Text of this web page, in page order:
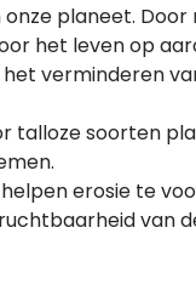
onze planeet.
het leven op
het verminderen
talloze soorten
erosie te
van